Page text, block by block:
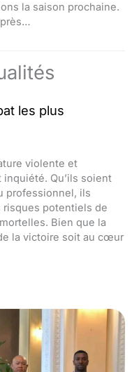
la saison prochaine.
les plus
violente et
Qu’ils soient
professionnel, ils
risques potentiels de
Bien que la
la victoire soit au cœur